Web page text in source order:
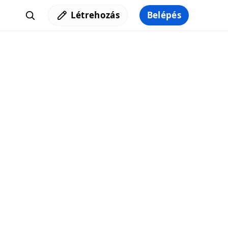
Létrehozás Belépés